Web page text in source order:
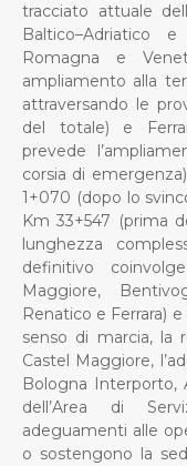
tracciato attuale
Baltico–Adriatico
Romagna e
ampliamento alla
attraversando le
del totale) e
prevede
corsia di
1+070 (dopo lo
Km 33+547 (prima
lunghezza
definitivo
Maggiore,
Renatico e Ferrara)
senso di marcia, la
Castel Maggiore,
Bologna Interporto,
dell’Area di
adeguamenti alle
o sostengono la